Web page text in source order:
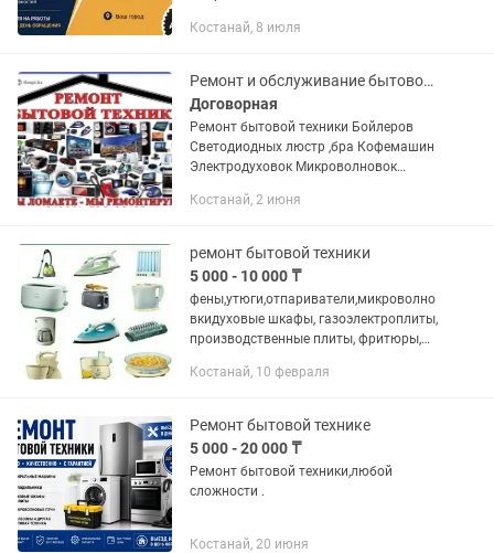
Костанай, 8 июля
Ремонт и обслуживание бытовой техники
Договорная
Ремонт бытовой техники Бойлеров
Светодиодных люстр ,бра Кофемашин
Электродуховок Микроволновок
Костанай, 2 июня
ремонт бытовой техники
5 000 - 10 000 ₸
фены,утюги,отпариватели,микроволно
вкидуховые шкафы, газоэлектроплиты,
производственные плиты, фритюры,
Костанай, 10 февраля
Ремонт бытовой технике
5 000 - 20 000 ₸
Ремонт бытовой техники,любой
сложности .
Костанай, 20 июня